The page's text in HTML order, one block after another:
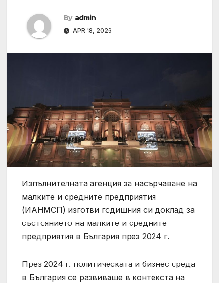
By admin
APR 18, 2026
Изпълнителната агенция за насърчаване на
малките и средните предприятия
(ИАНМСП) изготви годишния си доклад за
състоянието на малките и средните
предприятия в България през 2024 г.
През 2024 г. политическата и бизнес среда
в България се развиваше в контекста на